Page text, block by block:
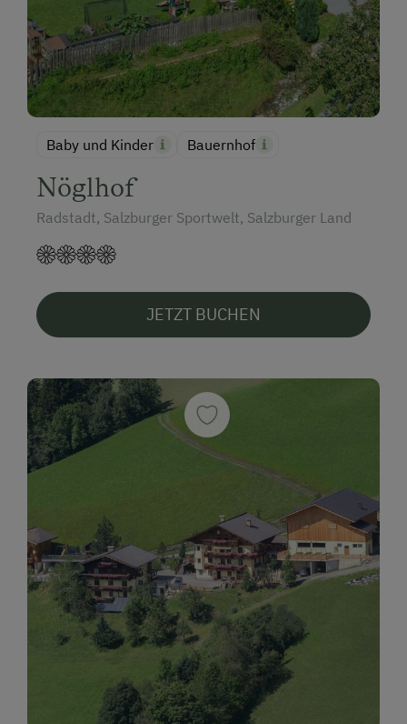
Baby und Kinder Bauernhof
Nöglhof
Radstadt, Salzburger Sportwelt, Salzburger Land
JETZT BUCHEN